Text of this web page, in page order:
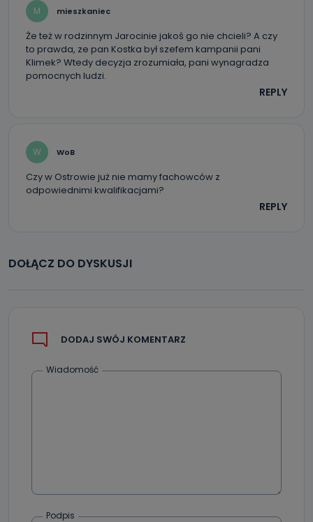
M mieszkaniec
Że też w rodzinnym Jarocinie jakoś go nie chcieli? A czy
to prawda, ze pan Kostka był szefem kampanii pani
Klimek? Wtedy decyzja zrozumiała, pani wynagradza
pomocnych ludzi.
REPLY
W WoB
Czy w Ostrowie już nie mamy fachowców z
odpowiednimi kwalifikacjami?
REPLY
DOŁĄCZ DO DYSKUSJI
DODAJ SWÓJ KOMENTARZ
Wiadomość
Podpis